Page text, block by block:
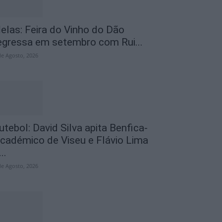
Feira do Vinho do Dão
em setembro com Rui...
Agosto, 2026
David Silva apita Benfica-
de Viseu e Flávio Lima
Agosto, 2026